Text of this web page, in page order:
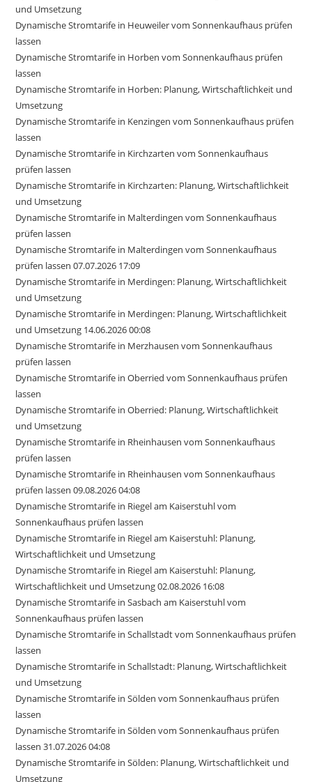
und Umsetzung
Dynamische Stromtarife in Heuweiler vom Sonnenkaufhaus prüfen
lassen
Dynamische Stromtarife in Horben vom Sonnenkaufhaus prüfen
lassen
Dynamische Stromtarife in Horben: Planung, Wirtschaftlichkeit und
Umsetzung
Dynamische Stromtarife in Kenzingen vom Sonnenkaufhaus prüfen
lassen
Dynamische Stromtarife in Kirchzarten vom Sonnenkaufhaus
prüfen lassen
Dynamische Stromtarife in Kirchzarten: Planung, Wirtschaftlichkeit
und Umsetzung
Dynamische Stromtarife in Malterdingen vom Sonnenkaufhaus
prüfen lassen
Dynamische Stromtarife in Malterdingen vom Sonnenkaufhaus
prüfen lassen 07.07.2026 17:09
Dynamische Stromtarife in Merdingen: Planung, Wirtschaftlichkeit
und Umsetzung
Dynamische Stromtarife in Merdingen: Planung, Wirtschaftlichkeit
und Umsetzung 14.06.2026 00:08
Dynamische Stromtarife in Merzhausen vom Sonnenkaufhaus
prüfen lassen
Dynamische Stromtarife in Oberried vom Sonnenkaufhaus prüfen
lassen
Dynamische Stromtarife in Oberried: Planung, Wirtschaftlichkeit
und Umsetzung
Dynamische Stromtarife in Rheinhausen vom Sonnenkaufhaus
prüfen lassen
Dynamische Stromtarife in Rheinhausen vom Sonnenkaufhaus
prüfen lassen 09.08.2026 04:08
Dynamische Stromtarife in Riegel am Kaiserstuhl vom
Sonnenkaufhaus prüfen lassen
Dynamische Stromtarife in Riegel am Kaiserstuhl: Planung,
Wirtschaftlichkeit und Umsetzung
Dynamische Stromtarife in Riegel am Kaiserstuhl: Planung,
Wirtschaftlichkeit und Umsetzung 02.08.2026 16:08
Dynamische Stromtarife in Sasbach am Kaiserstuhl vom
Sonnenkaufhaus prüfen lassen
Dynamische Stromtarife in Schallstadt vom Sonnenkaufhaus prüfen
lassen
Dynamische Stromtarife in Schallstadt: Planung, Wirtschaftlichkeit
und Umsetzung
Dynamische Stromtarife in Sölden vom Sonnenkaufhaus prüfen
lassen
Dynamische Stromtarife in Sölden vom Sonnenkaufhaus prüfen
lassen 31.07.2026 04:08
Dynamische Stromtarife in Sölden: Planung, Wirtschaftlichkeit und
Umsetzung